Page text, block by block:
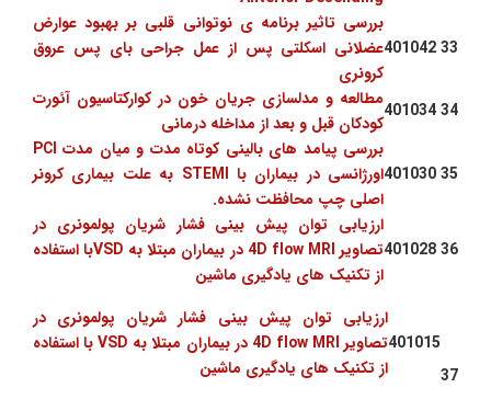
33
401042
بررسی تاثیر برنامه ی نوتوانی قلبی بر بهبود عوارض
عضلانی اسکلتی پس از عمل جراحی بای پس عروق
کرونری
34
401034مطالعه و مدلسازی جریان خون در کوارکتاسیون آئورت
کودکان قبل و بعد از مداخله درمانی
35
401030
بررسی پیامد های بالینی کوتاه مدت و میان مدت PCI
اورژانسی در بیماران با STEMI به علت بیماری کرونر
اصلی چپ محافظت نشده.
36
401028
ارزیابی توان پیش بینی فشار شریان پولمونری در
تصاویر 4D flow MRI در بیماران مبتلا به VSDبا استفاده
از تکنیک های یادگیری ماشین
37
401015
ارزیابی توان پیش بینی فشار شریان پولمونری در
تصاویر 4D flow MRI در بیماران مبتلا به VSD با استفاده
از تکنیک های یادگیری ماشین